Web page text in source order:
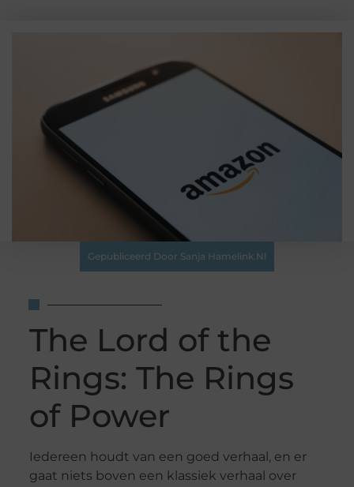
Gepubliceerd Door Sanja Hamelink.nl
The Lord of the
Rings: The Rings
of Power
Iedereen houdt van een goed verhaal, en er
gaat niets boven een klassiek verhaal over